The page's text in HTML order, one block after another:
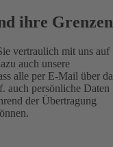
ihre Grenzen
vertraulich mit uns auf
auch unsere
alle per E-Mail über
auch persönliche Daten
der Übertragung